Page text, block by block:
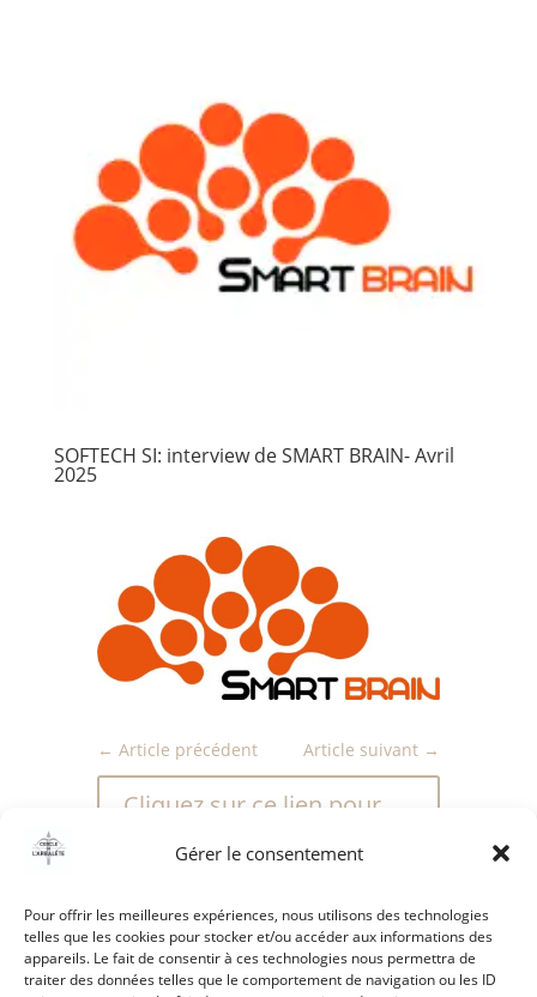
Gérer le consentement
Pour offrir les meilleures expériences, nous utilisons des technologies
telles que les cookies pour stocker et/ou accéder aux informations des
appareils. Le fait de consentir à ces technologies nous permettra de
traiter des données telles que le comportement de navigation ou les ID
SOFTECH SI: interview de SMART BRAIN- Avril
2025
← Article précédent Article suivant →
Cliquez sur ce lien pour
découvrir l'article